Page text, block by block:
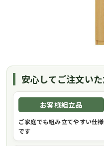
安心してご注文い
お客様組立品
ご家庭でも組み立てやすい仕様
です